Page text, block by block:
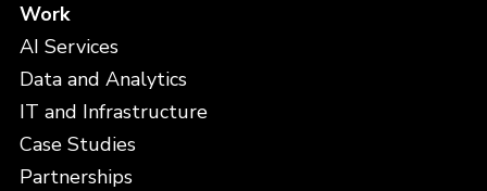
Work
AI Services
Data and Analytics
IT and Infrastructure
Case Studies
Partnerships